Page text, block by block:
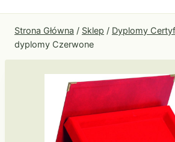
Strona Główna / Sklep / Dyplomy
dyplomy Czerwone